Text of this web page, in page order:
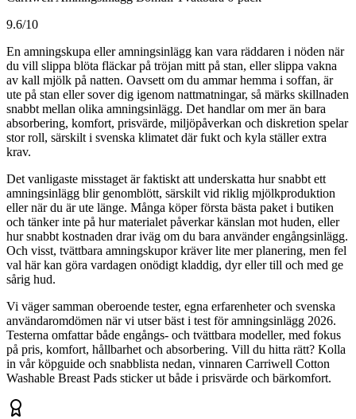
9.6/10
En amningskupa eller amningsinlägg kan vara räddaren i nöden när
du vill slippa blöta fläckar på tröjan mitt på stan, eller slippa vakna
av kall mjölk på natten. Oavsett om du ammar hemma i soffan, är
ute på stan eller sover dig igenom nattmatningar, så märks skillnaden
snabbt mellan olika amningsinlägg. Det handlar om mer än bara
absorbering, komfort, prisvärde, miljöpåverkan och diskretion spelar
stor roll, särskilt i svenska klimatet där fukt och kyla ställer extra
krav.
Det vanligaste misstaget är faktiskt att underskatta hur snabbt ett
amningsinlägg blir genomblött, särskilt vid riklig mjölkproduktion
eller när du är ute länge. Många köper första bästa paket i butiken
och tänker inte på hur materialet påverkar känslan mot huden, eller
hur snabbt kostnaden drar iväg om du bara använder engångsinlägg.
Och visst, tvättbara amningskupor kräver lite mer planering, men fel
val här kan göra vardagen onödigt kladdig, dyr eller till och med ge
sårig hud.
Vi väger samman oberoende tester, egna erfarenheter och svenska
användaromdömen när vi utser bäst i test för amningsinlägg 2026.
Testerna omfattar både engångs- och tvättbara modeller, med fokus
på pris, komfort, hållbarhet och absorbering. Vill du hitta rätt? Kolla
in vår köpguide och snabblista nedan, vinnaren Carriwell Cotton
Washable Breast Pads sticker ut både i prisvärde och bärkomfort.